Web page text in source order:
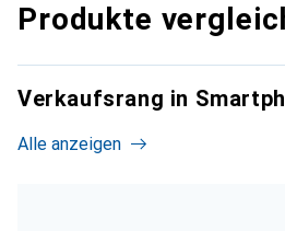
Produkte
Verkaufsrang in
Alle anzeigen